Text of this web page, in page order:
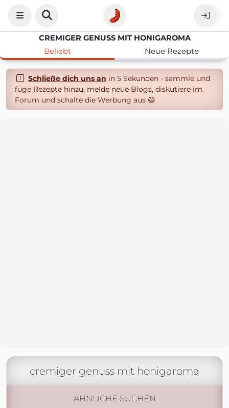
CREMIGER GENUSS MIT HONIGAROMA
Beliebt
Neue Rezepte
Schließe dich uns an in 5 Sekunden - sammle und
füge Rezepte hinzu, melde neue Blogs, diskutiere im
Forum und schalte die Werbung aus 😄
cremiger genuss mit honigaroma
ÄHNLICHE SUCHEN